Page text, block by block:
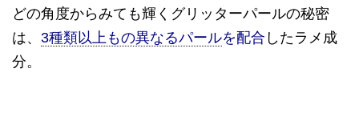
どの角度からみても輝くグリッターパールの秘密
は、 3種類以上もの異なるパールを配合 したラメ成
分。